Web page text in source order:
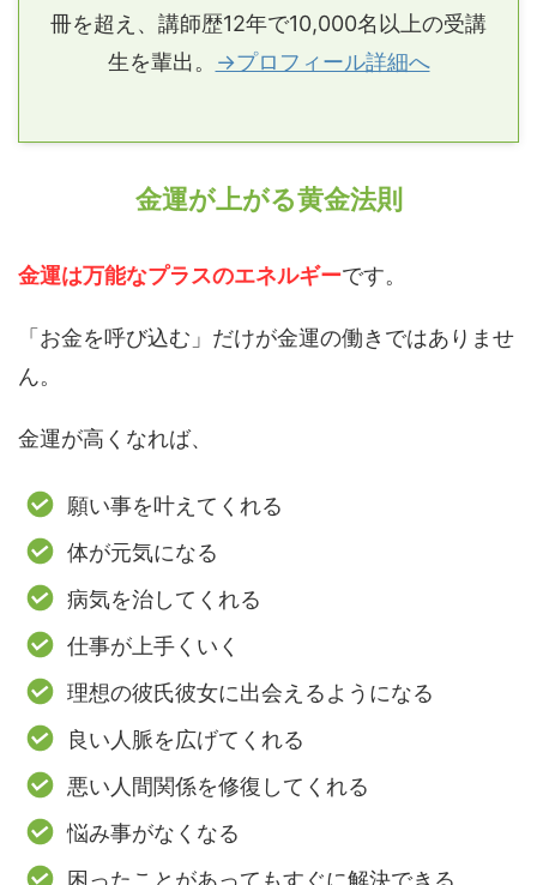
冊を超え、講師歴12年で10,000名以上の受講
生を輩出。
→プロフィール詳細へ
金運が上がる黄金法則
金運は万能なプラスのエネルギーです。
「お金を呼び込む」だけが金運の働きではありませ
ん。
金運が高くなれば、
願い事を叶えてくれる
体が元気になる
病気を治してくれる
仕事が上手くいく
理想の彼氏彼女に出会えるようになる
良い人脈を広げてくれる
悪い人間関係を修復してくれる
悩み事がなくなる
困ったことがあってもすぐに解決できる